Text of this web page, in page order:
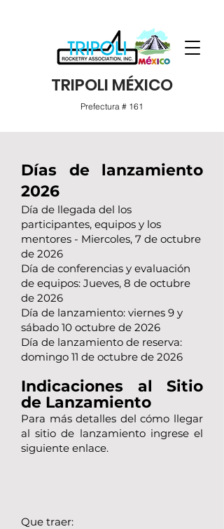
TRIPOLI MÉXICO
Prefectura # 161
Días de lanzamiento
2026
Día de llegada del los
participantes, equipos y los
mentores - Miercoles, 7 de octubre
de 2026
Día de conferencias y evaluación
de equipos: Jueves, 8 de octubre
de 2026
Día de lanzamiento: viernes 9 y
sábado 10 octubre de 2026
Día de lanzamiento de reserva:
domingo 11 de octubre de 2026
Indicaciones al Sitio
de Lanzamiento
Para más detalles del cómo llegar
al sitio de lanzamiento ingrese el
siguiente enlace.
Que traer: